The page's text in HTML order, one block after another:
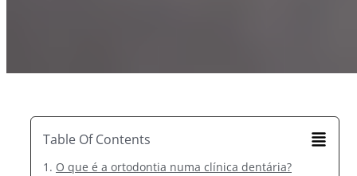
Table Of Contents
O que é a ortodontia numa clínica dentária?